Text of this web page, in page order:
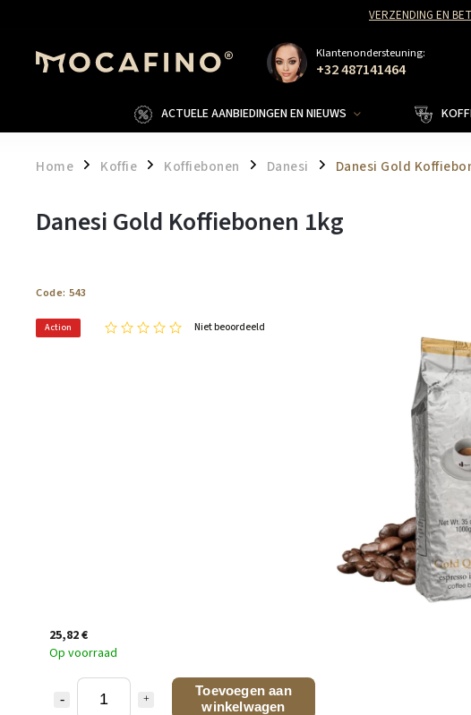
VERZENDING EN
Klantenondersteuning:
+32 487141464
ACTUELE AANBIEDINGEN EN NIEUWS
Home / Koffie / Koffiebonen / Danesi / Danesi Gold
Danesi Gold Koffiebonen 1kg
Code: 543
Action Niet beoordeeld
25,82 €
Op voorraad
Toevoegen aan
winkelwagen